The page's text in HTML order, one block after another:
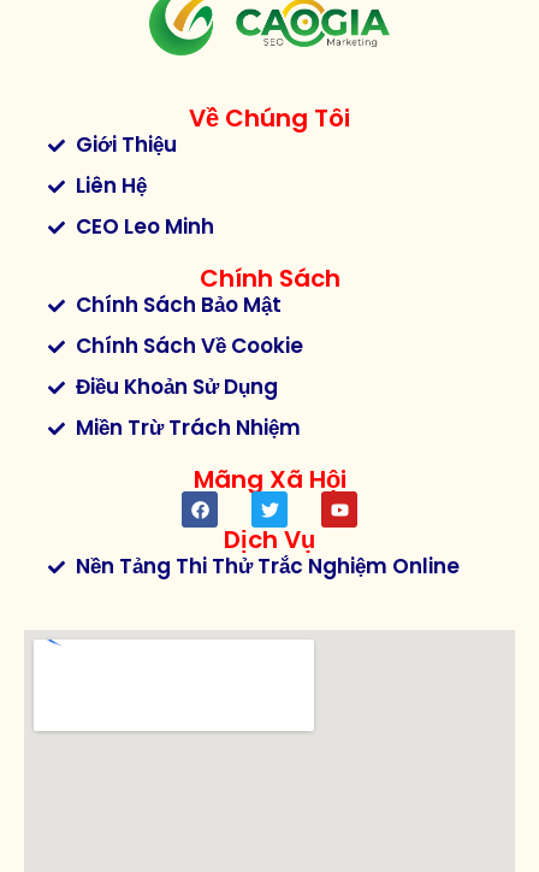
Về Chúng Tôi
Giới Thiệu
Liên Hệ
CEO Leo Minh
Chính Sách
Chính Sách Bảo Mật
Chính Sách Về Cookie
Điều Khoản Sử Dụng
Miền Trừ Trách Nhiệm
Mãng Xã Hội
Dịch Vụ
Nền Tảng Thi Thử Trắc Nghiệm Online